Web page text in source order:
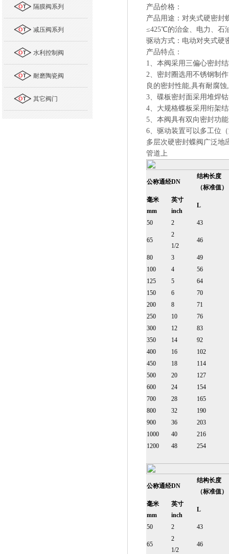
隔膜阀系列
减压阀系列
水利控制阀
耐磨陶瓷阀
其它阀门
产品价格：
产品用途：对夹式硬密封
≤425℃的治金、电力、石
驱动方式：电动对夹式硬
产品特点：
1、本阀采用三偏心密封
2、密封圈选用不锈钢制
良的密封性能,具有耐腐
3、碟板密封面采用堆焊
4、大规格蝶板采用绗架
5、本阀具有双向密封功
6、驱动装置可以多工位
多层次硬密封蝶阀广泛地
管道上
公称通经DN
结构长度
（标准值）
毫米
mm
英寸
inch
L
50 2 43
65
2
1/2
46
80 3
49
100
4
56
125
5
64
150
6
70
200
8
71
250
10
76
300
12
83
350
14
92
400
16
102
450
18
114
500
20
127
600
24
154
700
28
165
800
32
190
900
36
203
1000
40
216
1200
48 254
公称通经DN
结构长度
（标准值）
毫米
mm
英寸
inch
L
50 2 43
65
2
1/2
46